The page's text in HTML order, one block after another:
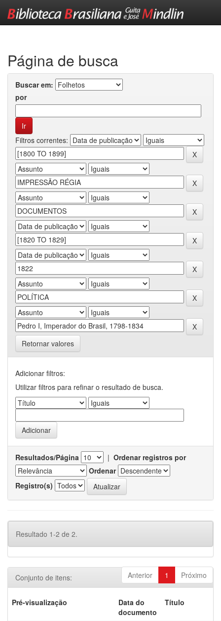
Página de busca
Buscar em:
por
Filtros correntes:
Retornar valores
Adicionar filtros:
Utilizar filtros para refinar o resultado de busca.
Resultados/Página | Ordenar registros por
Ordenar
Registro(s)
Resultado 1-2 de 2.
Anterior 1 Próximo
Conjunto de itens:
Pré-visualização
Data do
documento
Título